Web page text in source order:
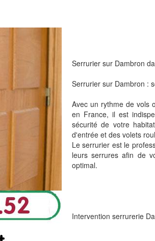
Serrurier sur Dambron
Serrurier sur Dambron :
Avec un rythme de vols
en France, il est
sécurité de votre
d'entrée et des volets
Le serrurier est le
leurs serrures afin de
optimal.
Intervention serrurerie